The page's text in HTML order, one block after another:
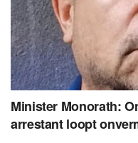
Minister Monorath:
arrestant loopt